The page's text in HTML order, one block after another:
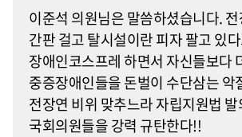
이준석 의원님은 말씀하셨습니다.
간판 걸고 탈시설이란 피자 팔고 있
장애인코스프레 하면서 자신들보다
중증장애인들을 돈벌이 수단삼는 악
전장연 비위 맞추느라 자립지원법
국회의원들을 강력 규탄한다!!